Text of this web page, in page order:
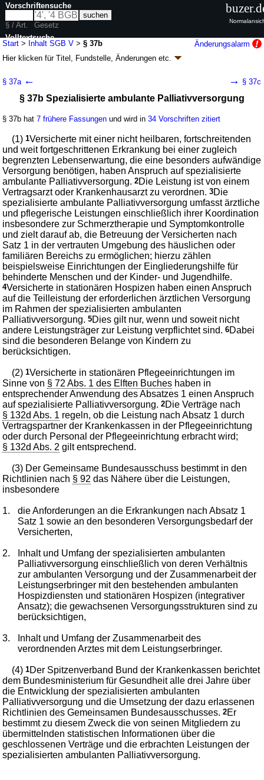
Start > Inhalt SGB V >§ 37b
Änderungsalarm
Hier klicken fürTitel, Fundstelle, Änderungen etc.
(V) - Gesetzliche Krankenversicherung - (SGB
Artikel 1 G. v. 20.12.1988BGBl. I S. 2477 , 2482; zuletzt geändert durch
BGBl. 2026 I Nr. 228
Geltung ab 01.01.1989; FNA: 860-5 Sozialgesetzbuch
401 weitere Fassungen | Drucksachen / Entwurf / Begründung
|
wird in 2003 Vorschriften zitiert
Drittes Kapitel Leistungen der Krankenversicherung
Fünfter Abschnitt Leistungen bei Krankheit
Erster Titel Krankenbehandlung
§ 37a ← → § 37c
§ 37b Spezialisierte ambulante Palliativversorgung
§ 37b hat7 frühere Fassungen und wird in34 Vorschriften zitiert
(1)1Versicherte mit einer nicht heilbaren, fortschreitenden
und weit fortgeschrittenen Erkrankung bei einer zugleich
begrenzten Lebenserwartung, die eine besonders aufwändige
Versorgung benötigen, haben Anspruch auf spezialisierte
ambulante Palliativversorgung.2Die Leistung ist von einem
Vertragsarzt oder Krankenhausarzt zu verordnen.3Die
spezialisierte ambulante Palliativversorgung umfasst ärztliche
und pflegerische Leistungen einschließlich ihrer Koordination
insbesondere zur Schmerztherapie und Symptomkontrolle
und zielt darauf ab, die Betreuung der Versicherten nach
Satz 1 in der vertrauten Umgebung des häuslichen oder
familiären Bereichs zu ermöglichen; hierzu zählen
beispielsweise Einrichtungen der Eingliederungshilfe für
behinderte Menschen und der Kinder- und Jugendhilfe.
4Versicherte in stationären Hospizen haben einen Anspruch
auf die Teilleistung der erforderlichen ärztlichen Versorgung
im Rahmen der spezialisierten ambulanten
Palliativversorgung.5Dies gilt nur, wenn und soweit nicht
andere Leistungsträger zur Leistung verpflichtet sind.6Dabei
sind die besonderen Belange von Kindern zu
berücksichtigen.
(2)1Versicherte in stationären Pflegeeinrichtungen im
Sinne von § 72 Abs. 1 des Elften Buches haben in
entsprechender Anwendung des Absatzes 1 einen Anspruch
auf spezialisierte Palliativversorgung.2Die Verträge nach
§ 132d Abs. 1 regeln, ob die Leistung nach Absatz 1 durch
Vertragspartner der Krankenkassen in der Pflegeeinrichtung
oder durch Personal der Pflegeeinrichtung erbracht wird;
§ 132d Abs. 2 gilt entsprechend.
(3) Der Gemeinsame Bundesausschuss bestimmt in den
Richtlinien nach § 92 das Nähere über die Leistungen,
insbesondere
1.
die Anforderungen an die Erkrankungen nach Absatz 1
Satz 1 sowie an den besonderen Versorgungsbedarf der
Versicherten,
2.
Inhalt und Umfang der spezialisierten ambulanten
Palliativversorgung einschließlich von deren Verhältnis
zur ambulanten Versorgung und der Zusammenarbeit der
Leistungserbringer mit den bestehenden ambulanten
Hospizdiensten und stationären Hospizen (integrativer
Ansatz); die gewachsenen Versorgungsstrukturen sind zu
berücksichtigen,
3.
Inhalt und Umfang der Zusammenarbeit des
verordnenden Arztes mit dem Leistungserbringer.
(4)1Der Spitzenverband Bund der Krankenkassen berichtet
dem Bundesministerium für Gesundheit alle drei Jahre über
die Entwicklung der spezialisierten ambulanten
Palliativversorgung und die Umsetzung der dazu erlassenen
Richtlinien des Gemeinsamen Bundesausschusses.2Er
bestimmt zu diesem Zweck die von seinen Mitgliedern zu
übermittelnden statistischen Informationen über die
geschlossenen Verträge und die erbrachten Leistungen der
spezialisierten ambulanten Palliativversorgung.
Vorschriftensuche
§ / Art.
Gesetz
Volltextsuche
nur in SGB V